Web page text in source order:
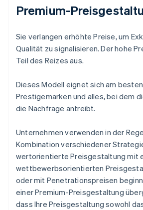
Premium-
Sie verlangen erhöhte Preise, um
Qualität zu signalisieren. Der hohe
Teil des Reizes aus.
Dieses Modell eignet sich am
Prestigemarken und alles, bei dem
die Nachfrage antreibt.
Unternehmen verwenden in der
Kombination verschiedener
wertorientierte Preisgestaltung mit
wettbewerbsorientierten
oder mit Penetrationspreisen
einer Premium-Preisgestaltung
dass Ihre Preisgestaltung sowohl